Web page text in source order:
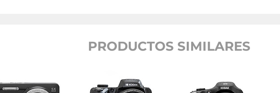
PRODUCTOS SIMILARES